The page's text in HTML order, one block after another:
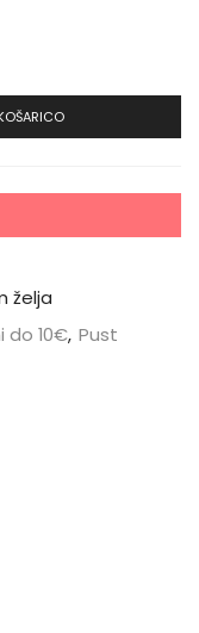
želja
do 10€, Pust